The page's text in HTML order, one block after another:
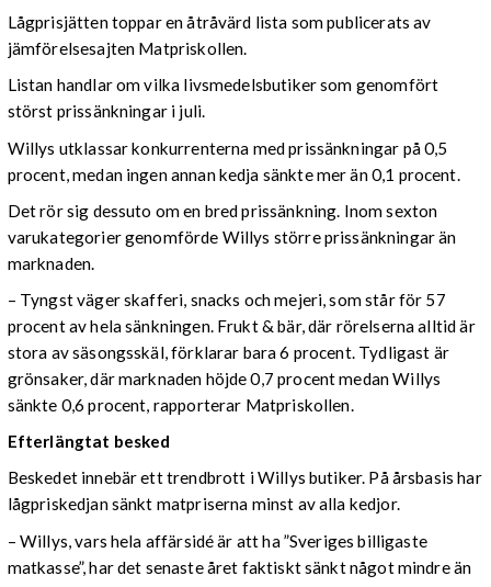
Lågprisjätten toppar en åtråvärd lista som publicerats av
jämförelsesajten Matpriskollen.
Listan handlar om vilka livsmedelsbutiker som genomfört
störst prissänkningar i juli.
Willys utklassar konkurrenterna med prissänkningar på 0,5
procent, medan ingen annan kedja sänkte mer än 0,1 procent.
Det rör sig dessuto om en bred prissänkning. Inom sexton
varukategorier genomförde Willys större prissänkningar än
marknaden.
– Tyngst väger skafferi, snacks och mejeri, som står för 57
procent av hela sänkningen. Frukt & bär, där rörelserna alltid är
stora av säsongsskäl, förklarar bara 6 procent. Tydligast är
grönsaker, där marknaden höjde 0,7 procent medan Willys
sänkte 0,6 procent, rapporterar Matpriskollen.
Efterlängtat besked
Beskedet innebär ett trendbrott i Willys butiker. På årsbasis har
lågpriskedjan sänkt matpriserna minst av alla kedjor.
– Willys, vars hela affärsidé är att ha ”Sveriges billigaste
matkasse”, har det senaste året faktiskt sänkt något mindre än